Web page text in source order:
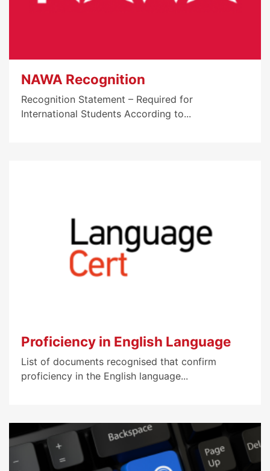
NAWA Recognition
Recognition Statement – Required for
International Students According to...
Proficiency in English Language
List of documents recognised that confirm
proficiency in the English language...